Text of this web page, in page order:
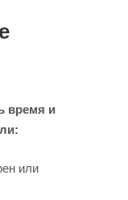
время и
или